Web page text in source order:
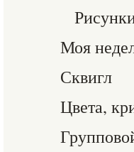
Моя
Сквигл
Цвета,